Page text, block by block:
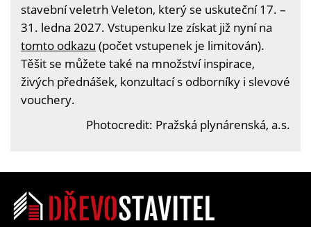
stavební veletrh Veleton, který se uskuteční 17. –
31. ledna 2027. Vstupenku lze získat již nyní na
tomto odkazu (počet vstupenek je limitován).
Těšit se můžete také na množství inspirace,
živých přednášek, konzultací s odborníky i slevové
vouchery.
Photocredit: Pražská plynárenská, a.s.